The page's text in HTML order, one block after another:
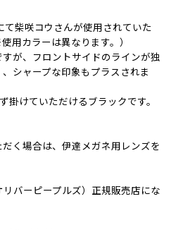
柴咲コウさんが使用されていた
用カラーは異なります。）
が、フロントサイドのラインが独
シャープな印象もプラスされま
掛けていただけるブラックです。
く場合は、伊達メガネ用レンズを
バーピープルズ）正規販売店にな